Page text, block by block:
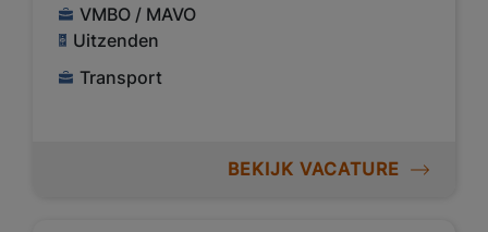
VMBO / MAVO
Uitzenden
Transport
BEKIJK VACATURE